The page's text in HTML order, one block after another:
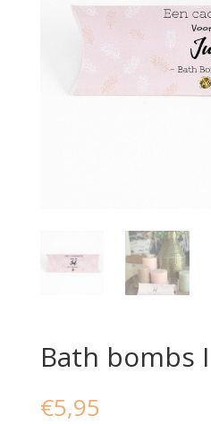
Bath bombs
€5,95